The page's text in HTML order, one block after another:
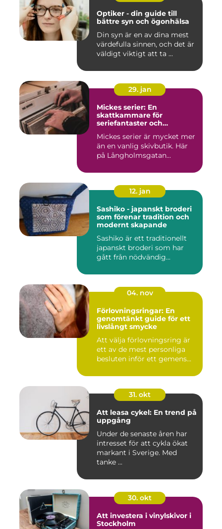
Optiker - din guide till
bättre syn och ögonhälsa
Din syn är en av dina mest
värdefulla sinnen, och det är
väldigt viktigt att ta ...
29. jan
Mickes serier: En
skattkammare för
seriefantaster och
Mickes serier är mycket mer
än en vanlig skivbutik. Här
på Långholmsgatan...
12. jan
Sashiko - japanskt broderi
som förenar tradition och
modernt skapande
Sashiko är ett traditionellt
japanskt broderi som har
gått från nödvändig...
04. nov
Förlovningsringar: En
genomtänkt guide för ett
livslångt smycke
Att välja förlovningsring är
ett av de mest personliga
besluten inför ett gemens...
31. okt
Att leasa cykel: En trend på
uppgång
Under de senaste åren har
intresset för att cykla ökat
markant i Sverige. Med
tanke ...
30. okt
Att investera i vinylskivor i
Stockholm